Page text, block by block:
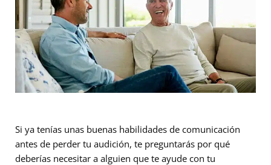
Si ya tenías unas buenas habilidades de comunicación
antes de perder tu audición, te preguntarás por qué
deberías necesitar a alguien que te ayude con tu